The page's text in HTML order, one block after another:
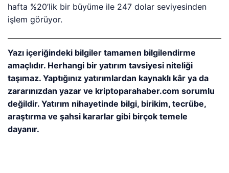
hafta %20’lik bir büyüme ile 247 dolar seviyesinden
işlem görüyor.
Yazı içeriğindeki bilgiler tamamen bilgilendirme
amaçlıdır. Herhangi bir yatırım tavsiyesi niteliği
taşımaz. Yaptığınız yatırımlardan kaynaklı kâr ya da
zararınızdan yazar ve kriptoparahaber.com sorumlu
değildir. Yatırım nihayetinde bilgi, birikim, tecrübe,
araştırma ve şahsi kararlar gibi birçok temele
dayanır.